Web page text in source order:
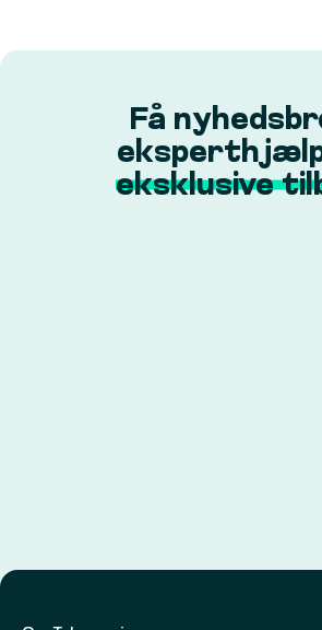
Få
eksklusive